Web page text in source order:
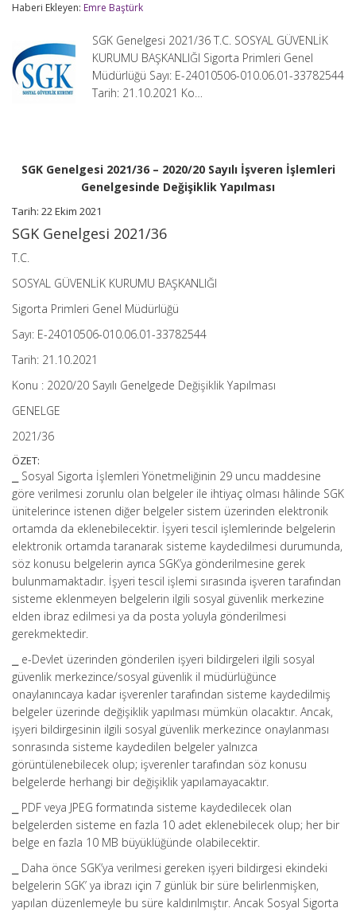
Sayılı
İşlemleri
Genelgesinde
Değişiklik
Yapılması
için
Haberi Ekleyen: Emre Baştürk
SGK Genelgesi 2021/36 T.C. SOSYAL GÜVENLİK
KURUMU BAŞKANLIĞI Sigorta Primleri Genel
Müdürlüğü Sayı: E-24010506-010.06.01-33782544
Tarih: 21.10.2021 Ko…
SGK Genelgesi 2021/36 – 2020/20 Sayılı İşveren İşlemleri
Genelgesinde Değişiklik Yapılması
Tarih: 22 Ekim 2021
SGK Genelgesi 2021/36
T.C.
SOSYAL GÜVENLİK KURUMU BAŞKANLIĞI
Sigorta Primleri Genel Müdürlüğü
Sayı: E-24010506-010.06.01-33782544
Tarih: 21.10.2021
Konu : 2020/20 Sayılı Genelgede Değişiklik Yapılması
GENELGE
2021/36
ÖZET:
⎯ Sosyal Sigorta İşlemleri Yönetmeliğinin 29 uncu maddesine
göre verilmesi zorunlu olan belgeler ile ihtiyaç olması hâlinde SGK
ünitelerince istenen diğer belgeler sistem üzerinden elektronik
ortamda da eklenebilecektir. İşyeri tescil işlemlerinde belgelerin
elektronik ortamda taranarak sisteme kaydedilmesi durumunda,
söz konusu belgelerin ayrıca SGK’ya gönderilmesine gerek
bulunmamaktadır. İşyeri tescil işlemi sırasında işveren tarafından
sisteme eklenmeyen belgelerin ilgili sosyal güvenlik merkezine
elden ibraz edilmesi ya da posta yoluyla gönderilmesi
gerekmektedir.
⎯ e-Devlet üzerinden gönderilen işyeri bildirgeleri ilgili sosyal
güvenlik merkezince/sosyal güvenlik il müdürlüğünce
onaylanıncaya kadar işverenler tarafından sisteme kaydedilmiş
belgeler üzerinde değişiklik yapılması mümkün olacaktır. Ancak,
işyeri bildirgesinin ilgili sosyal güvenlik merkezince onaylanması
sonrasında sisteme kaydedilen belgeler yalnızca
görüntülenebilecek olup; işverenler tarafından söz konusu
belgelerde herhangi bir değişiklik yapılamayacaktır.
⎯ PDF veya JPEG formatında sisteme kaydedilecek olan
belgelerden sisteme en fazla 10 adet eklenebilecek olup; her bir
belge en fazla 10 MB büyüklüğünde olabilecektir.
⎯ Daha önce SGK’ya verilmesi gereken işyeri bildirgesi ekindeki
belgelerin SGK’ ya ibrazı için 7 günlük bir süre belirlenmişken,
yapılan düzenlemeyle bu süre kaldırılmıştır. Ancak Sosyal Sigorta